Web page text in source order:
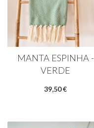
MANTA ESPINHA -
VERDE
39,50 €